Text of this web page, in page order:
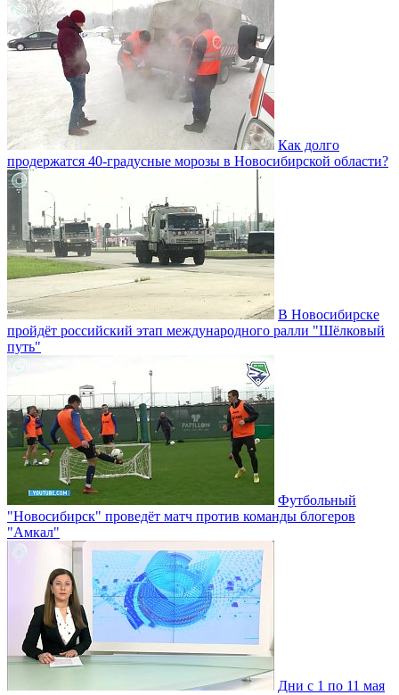
Как долго
продержатся 40-градусные морозы в Новосибирской области?
В Новосибирске
пройдёт российский этап международного ралли "Шёлковый
путь"
Футбольный
"Новосибирск" проведёт матч против команды блогеров
"Амкал"
Дни с 1 по 11 мая